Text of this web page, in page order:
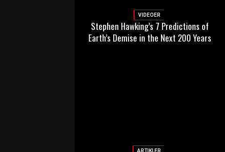
VIDEOER
Stephen Hawking’s 7 Predictions of
Earth’s Demise in the Next 200 Years
ARTIKLER